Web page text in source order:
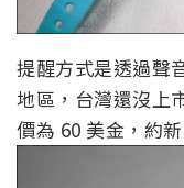
提醒方式是透過聲
地區，台灣還沒上
價為 60 美金，約